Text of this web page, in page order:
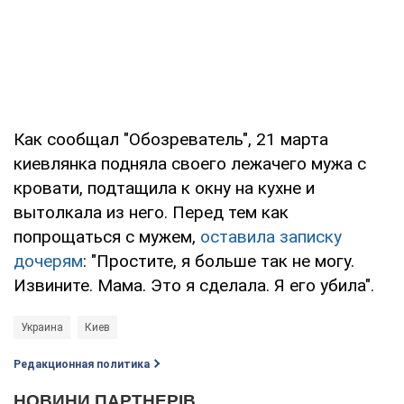
Как сообщал "Обозреватель", 21 марта
киевлянка подняла своего лежачего мужа с
кровати, подтащила к окну на кухне и
вытолкала из него. Перед тем как
попрощаться с мужем, оставила записку
дочерям: "Простите, я больше так не могу.
Извините. Мама. Это я сделала. Я его убила".
Украина Киев
Редакционная политика